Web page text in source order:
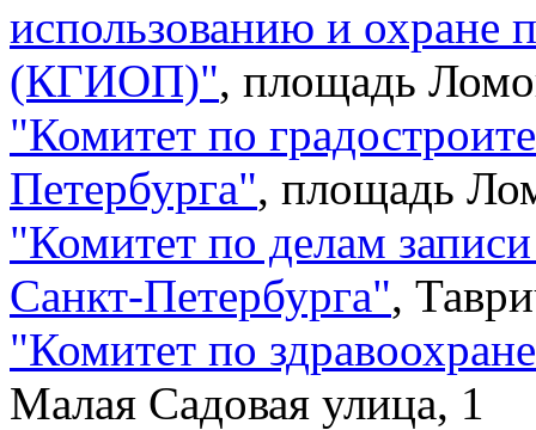
использованию и охране
(КГИОП)", площадь
"Комитет по
Петербурга", площадь
"Комитет по делам
Санкт-Петербурга",
"Комитет по
Малая Садовая улица, 1